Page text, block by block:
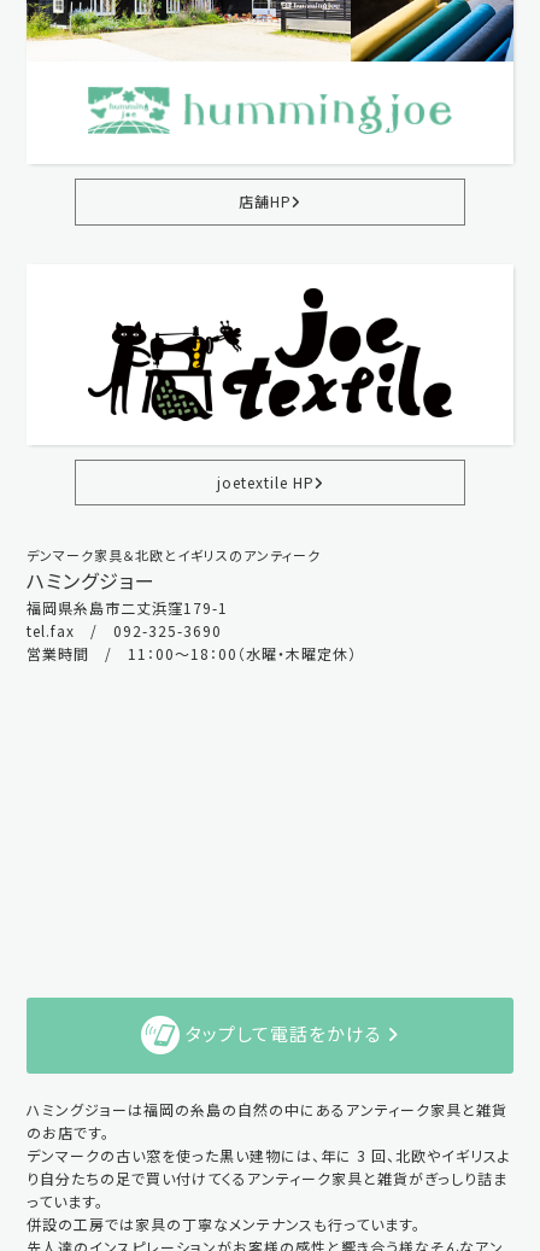
店舗HP
joetextile HP
デンマーク家具＆北欧とイギリスのアンティーク
ハミングジョー
福岡県糸島市二丈浜窪179-1
tel.fax / 092-325-3690
営業時間 / 11：00～18：00（水曜・木曜定休）
タップして電話をかける
ハミングジョーは福岡の糸島の自然の中にあるアンティーク家具と雑貨
のお店です。
デンマークの古い窓を使った黒い建物には、年に 3 回、北欧やイギリスよ
り自分たちの足で買い付けてくるアンティーク家具と雑貨がぎっしり詰ま
っています。
併設の工房では家具の丁寧なメンテナンスも行っています。